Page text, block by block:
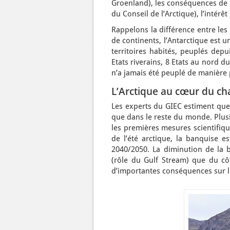
Groenland), les conséquences
du Conseil de l’Arctique),
Rappelons la différence entre
de continents, l’Antarctique est
territoires habités, peuplés
Etats riverains, 8 Etats au nord
n’a jamais été peuplé de
L’Arctique au cœur du
Les experts du GIEC estiment
que dans le reste du monde.
les premières mesures
de l’été arctique, la banquise
2040/2050. La diminution de la
(rôle du Gulf Stream) que du
d’importantes conséquences